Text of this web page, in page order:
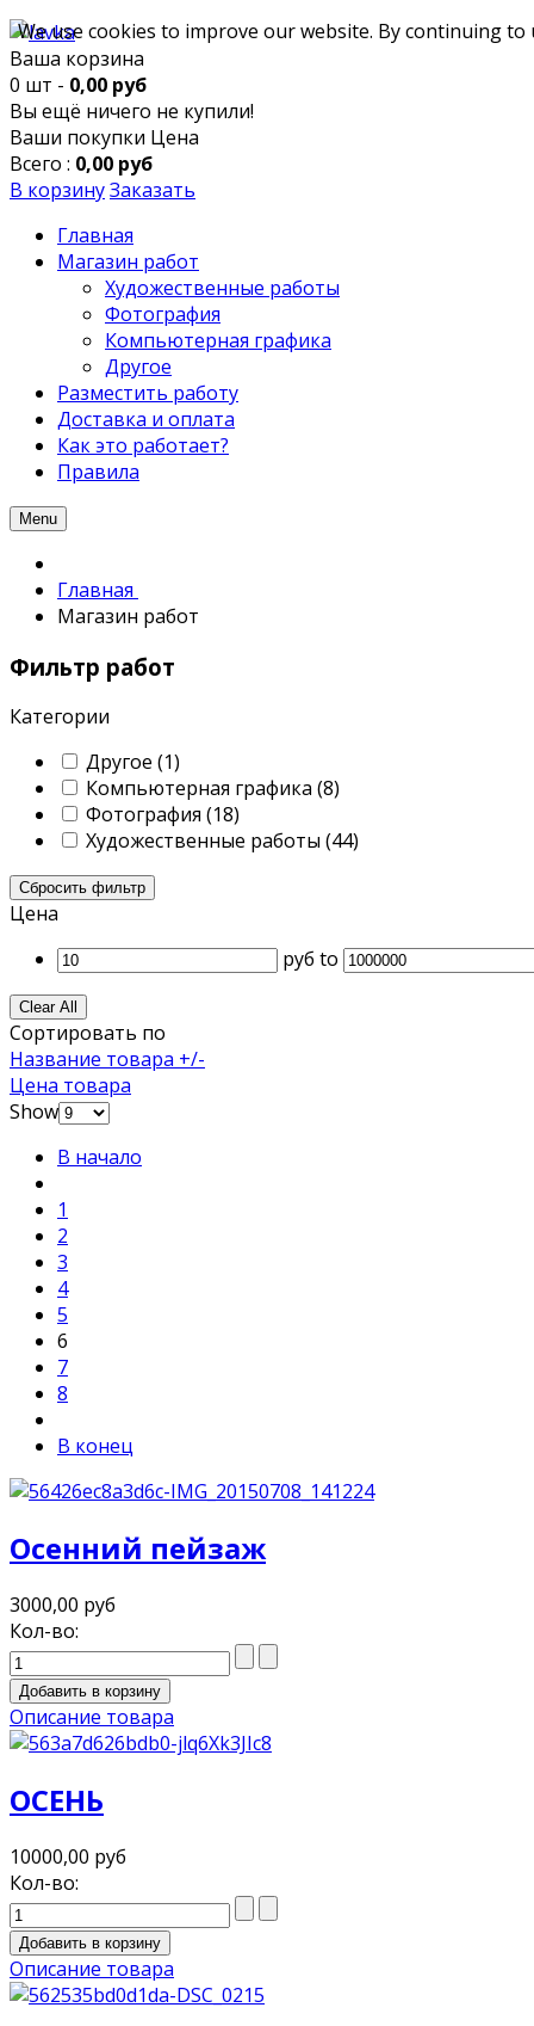
Ваша корзина
0 шт - 0,00 руб
Вы ещё ничего не купили!
Ваши покупки Цена
Всего : 0,00 руб
В корзинуЗаказать
Главная
Магазин работ
Художественные работы
Фотография
Компьютерная графика
Другое
Разместить работу
Доставка и оплата
Как это работает?
Правила
Menu
Главная
Магазин работ
Фильтр работ
Категории
Другое (1)
Компьютерная графика (8)
Фотография (18)
Художественные работы (44)
Сбросить фильтр
Цена
руб to
Clear All
Сортировать по
Название товара +/-
Цена товара
Show
В начало
1
2
3
4
5
6
7
8
В конец
Осенний пейзаж
3000,00 руб
Кол-во:
Описание товара
ОСЕНЬ
10000,00 руб
Кол-во:
Описание товара
We use cookies to improve our website. By continuing